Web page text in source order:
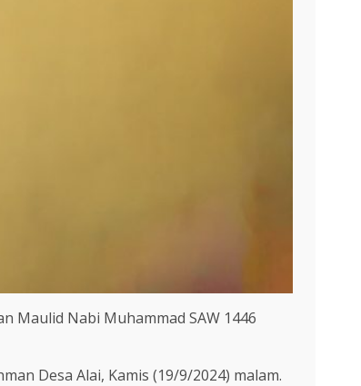
Maulid Nabi Muhammad SAW 1446
Desa Alai, Kamis (19/9/2024) malam.